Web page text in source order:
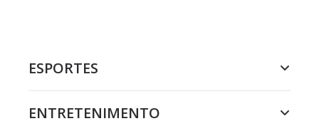
ESPORTES
ENTRETENIMENTO